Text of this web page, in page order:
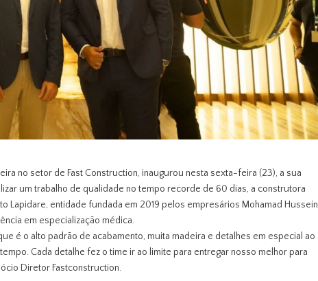
no setor de Fast Construction, inaugurou nesta sexta-feira (23), a sua
um trabalho de qualidade no tempo recorde de 60 dias, a construtora
Lapidare, entidade fundada em 2019 pelos empresários Mohamad Hussein
em especialização médica.
é o alto padrão de acabamento, muita madeira e detalhes em especial ao
Cada detalhe fez o time ir ao limite para entregar nosso melhor para
Diretor Fastconstruction.